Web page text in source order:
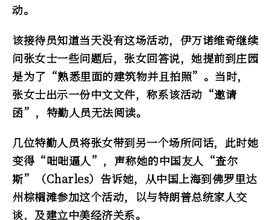
动。
该接待员知道当天没有这场活动，伊万诺维奇继续
问张女士一些问题后，张女回答说，她提前到庄园
是为了“熟悉里面的建筑物并且拍照”。当时，
张女士出示一份中文文件，称系该活动“邀请
函”，特勤人员无法阅读。
几位特勤人员将张女带到另一个场所问话，此时她
变得“咄咄逼人”，声称她的中国友人“查尔
斯”（Charles）告诉她，从中国上海到佛罗里达
州棕榈滩参加这个活动，以与特朗普总统家人交
谈，及建立中美经济关系。